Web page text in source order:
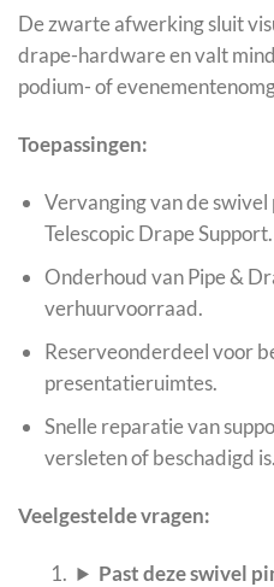
De zwarte afwerking sluit
drape-hardware en valt
podium- of
Toepassingen:
Vervanging van de swivel
Telescopic Drape Support.
Onderhoud van Pipe &
verhuurvoorraad.
Reserveonderdeel voor
presentatieruimtes.
Snelle reparatie van
versleten of beschadigd is.
Veelgestelde vragen:
Past deze swivel